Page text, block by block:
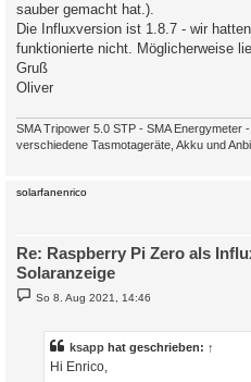
sauber gemacht hat.).
Die Influxversion ist 1.8.7 - wir
funktionierte nicht. Möglicherweise
Gruß
Oliver
SMA Tripower 5.0 STP - SMA Energymeter
verschiedene Tasmotageräte, Akku und
solarfanenrico
Re: Raspberry Pi Zero als
Solaranzeige
BSo 8. Aug 2021, 14:46
ksapp hat geschrieben: ↑
Hi Enrico,